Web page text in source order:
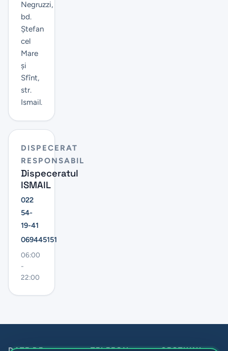
Negruzzi,
bd.
Ștefan
cel
Mare
și
Sfînt,
str.
Ismail.
DISPECERAT
RESPONSABIL
Dispeceratul
ISMAIL
022
54-
19-41
069445151
06:00
-
22:00